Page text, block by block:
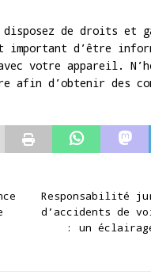
disposez de droits et
important d’être
votre appareil.
afin d’obtenir des
Responsabilité
d’accidents de
: un